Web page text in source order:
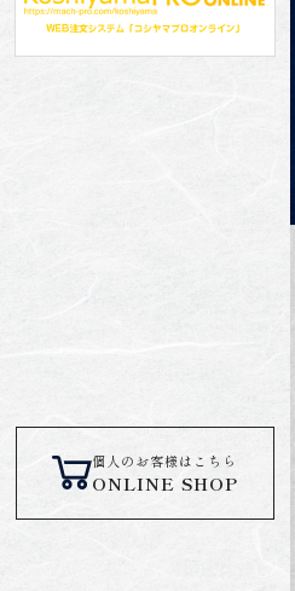
個人のお客様はこちら
ONLINE SHOP